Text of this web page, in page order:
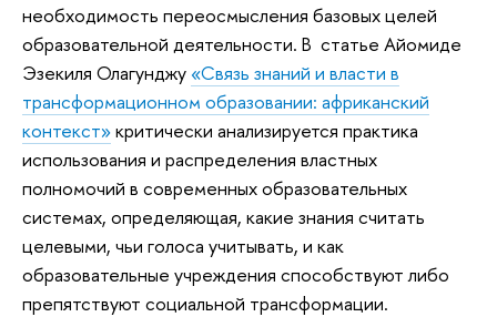
необходимость переосмысления базовых целей
образовательной деятельности. В статье Айомиде
Эзекиля Олагунджу «Связь знаний и власти в
трансформационном образовании: африканский
контекст»критически анализируется практика
использования и распределения властных
полномочий в современных образовательных
системах, определяющая, какие знания считать
целевыми, чьи голоса учитывать, и как
образовательные учреждения способствуют либо
препятствуют социальной трансформации.